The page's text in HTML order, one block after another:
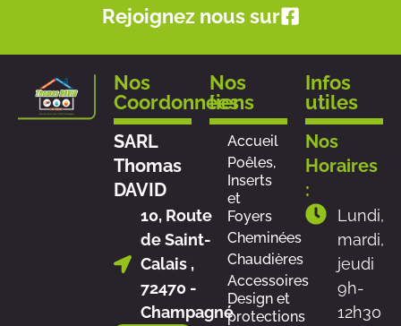
Rejoignez nous sur
Nos
Coordonnées
SARL
Thomas
DAVID
10, Route
de Saint-
Calais ,
72470 -
Champagné
Nos
liens
Accueil
Poêles,
Inserts
et
Foyers
Cheminées
Chaudières
Accessoires
Design et
protections
Infos
utiles
Nos
Horaires
:
Lundi,
mardi,
jeudi
9h-
12h30